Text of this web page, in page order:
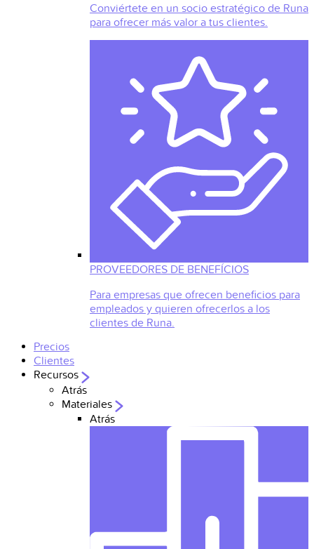
Conviértete en un socio estratégico de Runa
para ofrecer más valor a tus clientes.
PROVEEDORES DE BENEFÍCIOS
Para empresas que ofrecen beneficios para
empleados y quieren ofrecerlos a los
clientes de Runa.
Precios
Clientes
Recursos
Atrás
Materiales
Atrás